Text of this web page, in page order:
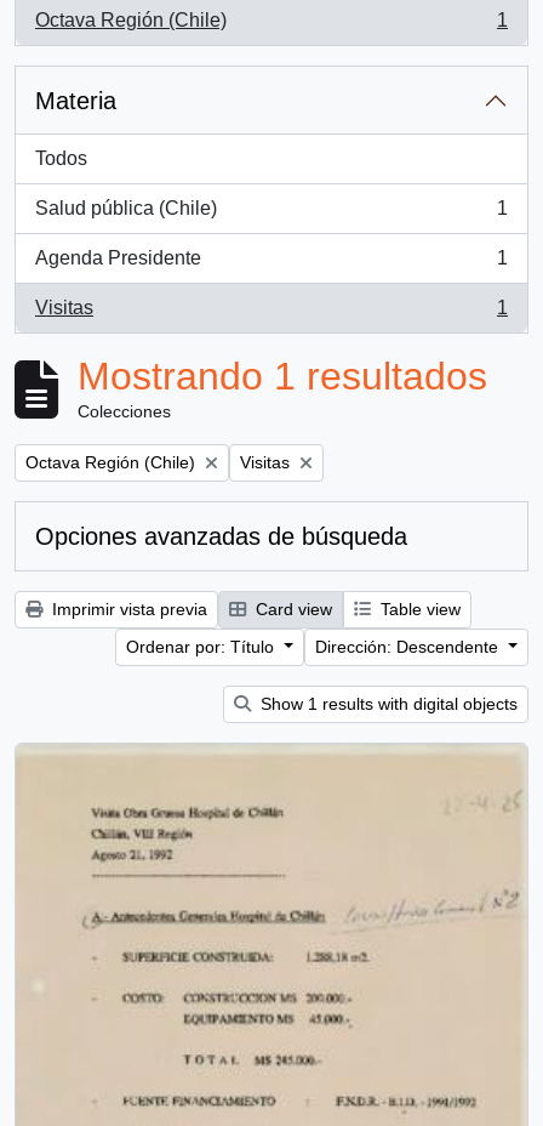
Octava Región (Chile)
, 1 resultados
1
Materia
Todos
Salud pública (Chile)
, 1 resultados
1
Agenda Presidente
, 1 resultados
1
Visitas
, 1 resultados
1
Mostrando 1 resultados
Colecciones
Remove filter:
Octava Región (Chile) Remove filter:
Visitas
Opciones avanzadas de búsqueda
Imprimir vista previa Card view
Table view
Ordenar por: Título
Dirección: Descendente
Show 1 results with digital objects